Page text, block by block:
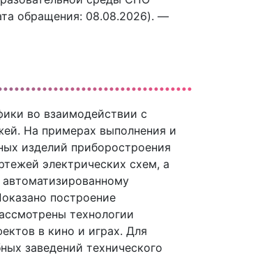
обращения: 08.08.2026). —
во взаимодействии с
На примерах выполнения и
изделий приборостроения
электрических схем, а
построение
технологии
в кино и играх. Для
заведений технического